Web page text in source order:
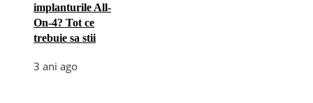
implanturile All-
On-4? Tot ce
trebuie sa stii
3 ani ago